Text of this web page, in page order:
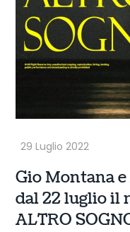
Gio Montana
dal 22 luglio il
ALTRO